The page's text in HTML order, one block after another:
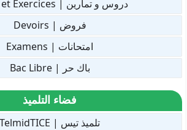
دروس و تمارين | Cours et Exercices
فروض | Devoirs
امتحانات | Examens
باك حر | Bac Libre
فضاء التلميذ
تلميذ تيس | TelmidTICE